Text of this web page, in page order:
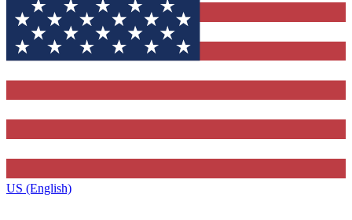
US (English)